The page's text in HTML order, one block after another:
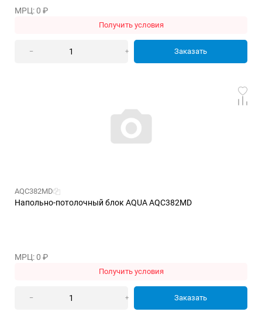
МРЦ: 0 ₽
Получить условия
– + Заказать
AQC382MD
Напольно-потолочный блок AQUA AQC382MD
МРЦ: 0 ₽
Получить условия
– + Заказать